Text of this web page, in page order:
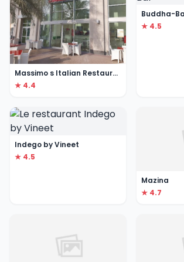
Massimo s Italian Restaurant
★ 4.4
Buddha-
★ 4.5
Indego by Vineet
★ 4.5
Mazina
★ 4.7